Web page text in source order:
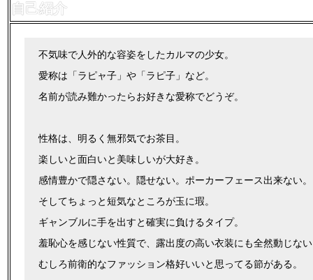
自己紹介
不気味で人外的な容姿をしたカルマの少女。
愛称は「ラピャ子」や「ラピ子」など。
名前が読み難かったらお好きな愛称でどうぞ。
性格は、明るく無邪気でお茶目。
楽しいと面白いと美味しいが大好き。
感情豊かで隠さない。隠せない。ポーカーフェース出来ない。
そしてちょっと短気なところが玉に瑕。
ギャンブルに手を出すと確実に負けるタイプ。
羞恥心を感じない性質で、露出度の高い衣装にも全然動じな
むしろ前衛的なファッション格好いいと思ってる節がある。